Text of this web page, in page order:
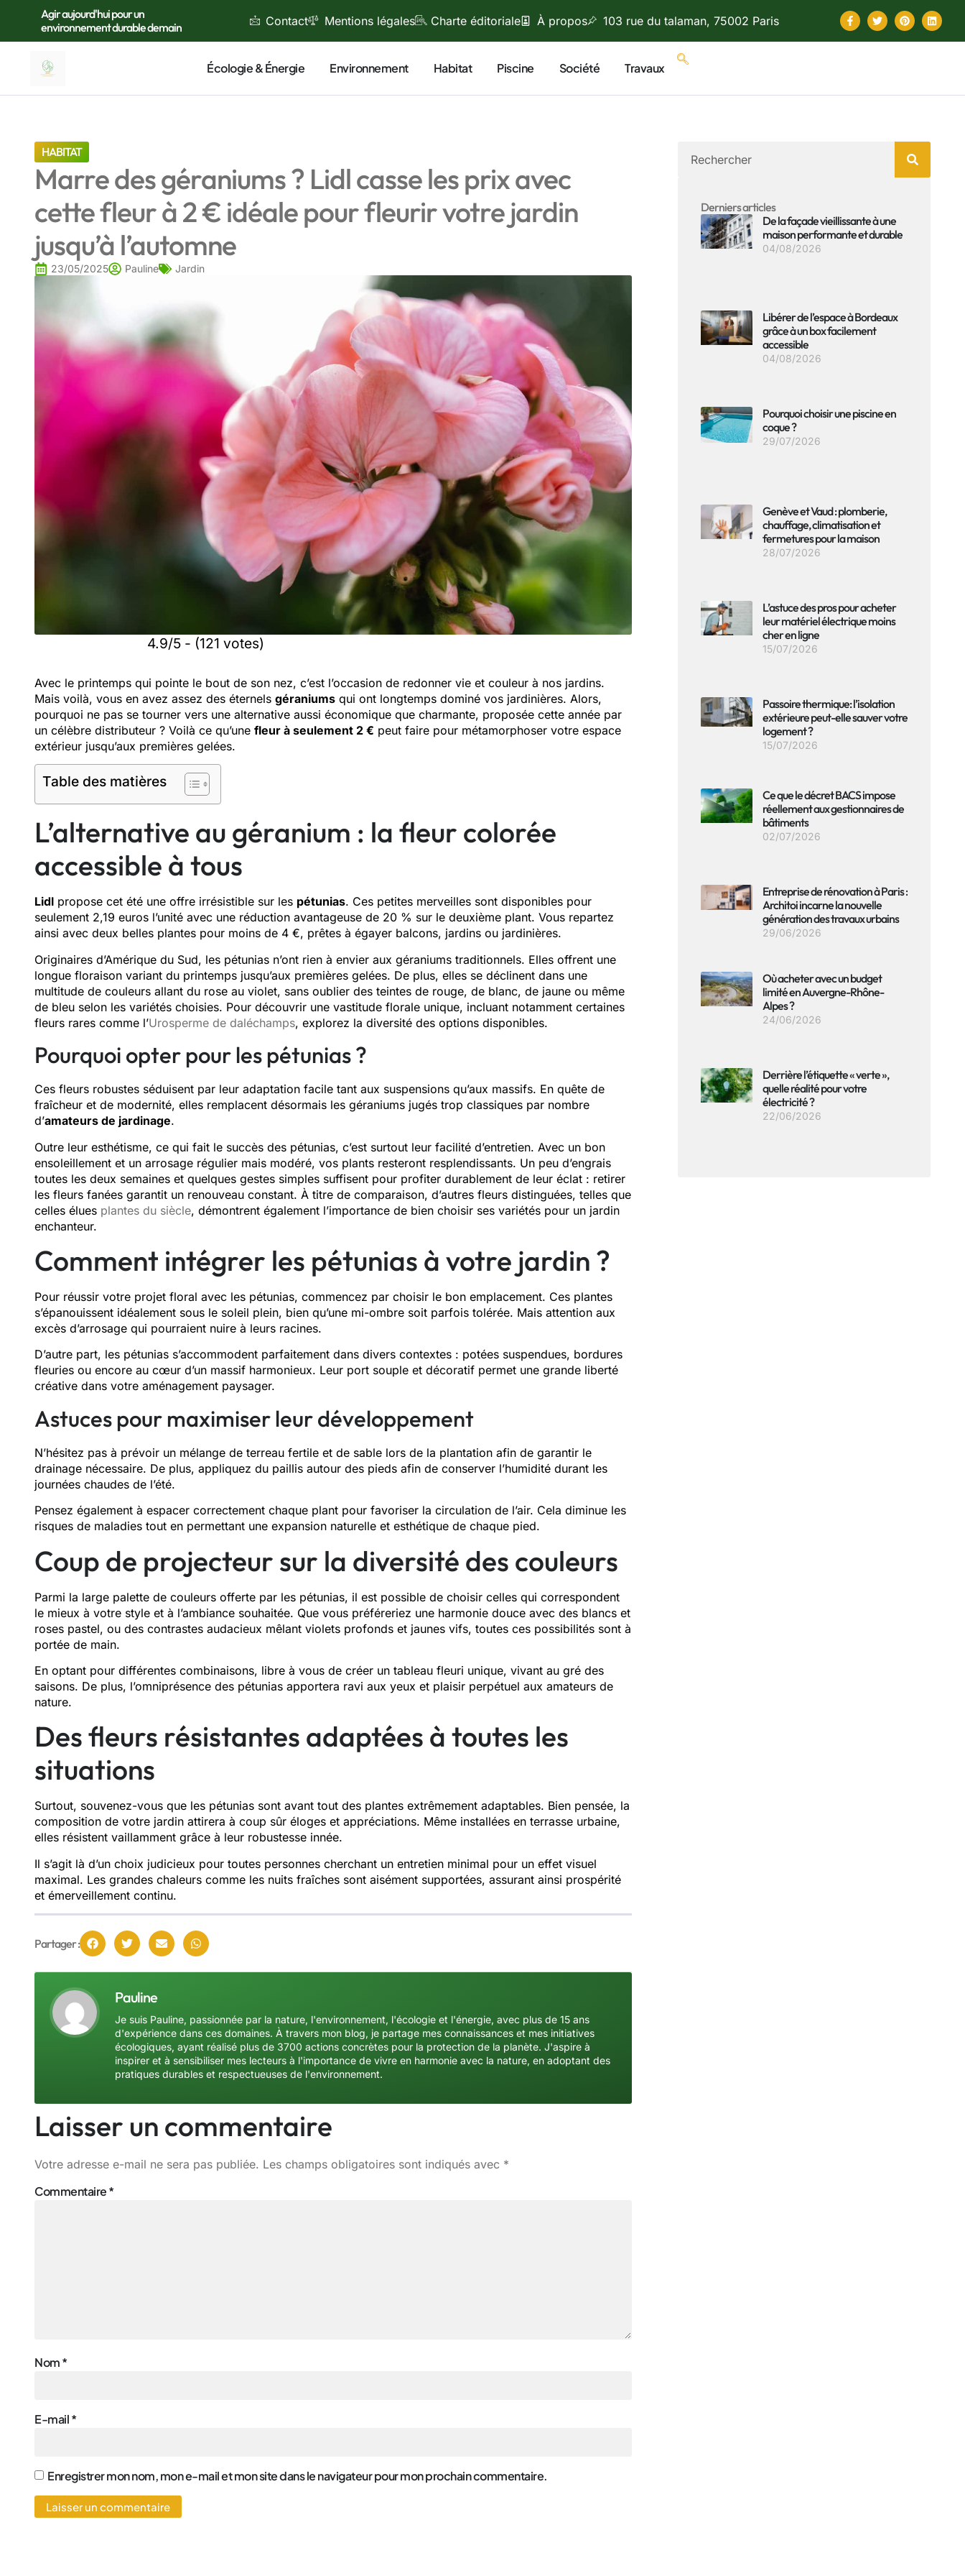
Agir aujourd'hui pour un
environnement durable demain
Contact Mentions légales Charte éditoriale À propos 103 rue du talaman, 75002 Paris
Écologie & Énergie Environnement Habitat Piscine Société Travaux
HABITAT
Marre des géraniums ? Lidl casse les prix avec
cette fleur à 2 € idéale pour fleurir votre jardin
jusqu’à l’automne
23/05/2025 Pauline Jardin
4.9/5 - (121 votes)
Avec le printemps qui pointe le bout de son nez, c’est l’occasion de redonner vie et couleur à nos jardins.
Mais voilà, vous en avez assez des éternels géraniums qui ont longtemps dominé vos jardinières. Alors,
pourquoi ne pas se tourner vers une alternative aussi économique que charmante, proposée cette année par
un célèbre distributeur ? Voilà ce qu’une fleur à seulement 2 € peut faire pour métamorphoser votre espace
extérieur jusqu’aux premières gelées.
Table des matières
L’alternative au géranium : la fleur colorée
accessible à tous
Lidl propose cet été une offre irrésistible sur les pétunias. Ces petites merveilles sont disponibles pour
seulement 2,19 euros l’unité avec une réduction avantageuse de 20 % sur le deuxième plant. Vous repartez
ainsi avec deux belles plantes pour moins de 4 €, prêtes à égayer balcons, jardins ou jardinières.
Originaires d’Amérique du Sud, les pétunias n’ont rien à envier aux géraniums traditionnels. Elles offrent une
longue floraison variant du printemps jusqu’aux premières gelées. De plus, elles se déclinent dans une
multitude de couleurs allant du rose au violet, sans oublier des teintes de rouge, de blanc, de jaune ou même
de bleu selon les variétés choisies. Pour découvrir une vastitude florale unique, incluant notamment certaines
fleurs rares comme l’Urosperme de daléchamps, explorez la diversité des options disponibles.
Pourquoi opter pour les pétunias ?
Ces fleurs robustes séduisent par leur adaptation facile tant aux suspensions qu’aux massifs. En quête de
fraîcheur et de modernité, elles remplacent désormais les géraniums jugés trop classiques par nombre
d’amateurs de jardinage.
Outre leur esthétisme, ce qui fait le succès des pétunias, c’est surtout leur facilité d’entretien. Avec un bon
ensoleillement et un arrosage régulier mais modéré, vos plants resteront resplendissants. Un peu d’engrais
toutes les deux semaines et quelques gestes simples suffisent pour profiter durablement de leur éclat : retirer
les fleurs fanées garantit un renouveau constant. À titre de comparaison, d’autres fleurs distinguées, telles que
celles élues plantes du siècle, démontrent également l’importance de bien choisir ses variétés pour un jardin
enchanteur.
Comment intégrer les pétunias à votre jardin ?
Pour réussir votre projet floral avec les pétunias, commencez par choisir le bon emplacement. Ces plantes
s’épanouissent idéalement sous le soleil plein, bien qu’une mi-ombre soit parfois tolérée. Mais attention aux
excès d’arrosage qui pourraient nuire à leurs racines.
D’autre part, les pétunias s’accommodent parfaitement dans divers contextes : potées suspendues, bordures
fleuries ou encore au cœur d’un massif harmonieux. Leur port souple et décoratif permet une grande liberté
créative dans votre aménagement paysager.
Astuces pour maximiser leur développement
N’hésitez pas à prévoir un mélange de terreau fertile et de sable lors de la plantation afin de garantir le
drainage nécessaire. De plus, appliquez du paillis autour des pieds afin de conserver l’humidité durant les
journées chaudes de l’été.
Pensez également à espacer correctement chaque plant pour favoriser la circulation de l’air. Cela diminue les
risques de maladies tout en permettant une expansion naturelle et esthétique de chaque pied.
Coup de projecteur sur la diversité des couleurs
Parmi la large palette de couleurs offerte par les pétunias, il est possible de choisir celles qui correspondent
le mieux à votre style et à l’ambiance souhaitée. Que vous préféreriez une harmonie douce avec des blancs et
roses pastel, ou des contrastes audacieux mêlant violets profonds et jaunes vifs, toutes ces possibilités sont à
portée de main.
En optant pour différentes combinaisons, libre à vous de créer un tableau fleuri unique, vivant au gré des
saisons. De plus, l’omniprésence des pétunias apportera ravi aux yeux et plaisir perpétuel aux amateurs de
nature.
Des fleurs résistantes adaptées à toutes les
situations
Surtout, souvenez-vous que les pétunias sont avant tout des plantes extrêmement adaptables. Bien pensée, la
composition de votre jardin attirera à coup sûr éloges et appréciations. Même installées en terrasse urbaine,
elles résistent vaillamment grâce à leur robustesse innée.
Il s’agit là d’un choix judicieux pour toutes personnes cherchant un entretien minimal pour un effet visuel
maximal. Les grandes chaleurs comme les nuits fraîches sont aisément supportées, assurant ainsi prospérité
et émerveillement continu.
Partager :
Pauline
Je suis Pauline, passionnée par la nature, l'environnement, l'écologie et l'énergie, avec plus de 15 ans
d'expérience dans ces domaines. À travers mon blog, je partage mes connaissances et mes initiatives
écologiques, ayant réalisé plus de 3700 actions concrètes pour la protection de la planète. J'aspire à
inspirer et à sensibiliser mes lecteurs à l'importance de vivre en harmonie avec la nature, en adoptant des
pratiques durables et respectueuses de l'environnement.
Laisser un commentaire
Votre adresse e-mail ne sera pas publiée. Les champs obligatoires sont indiqués avec *
Commentaire*
Nom*
E-mail*
Enregistrer mon nom, mon e-mail et mon site dans le navigateur pour mon prochain commentaire.
Derniers articles
De la façade vieillissante à une
maison performante et durable
04/08/2026
Libérer de l’espace à Bordeaux
grâce à un box facilement
accessible
04/08/2026
Pourquoi choisir une piscine en
coque ?
29/07/2026
Genève et Vaud : plomberie,
chauffage, climatisation et
fermetures pour la maison
28/07/2026
L’astuce des pros pour acheter
leur matériel électrique moins
cher en ligne
15/07/2026
Passoire thermique: l’isolation
extérieure peut-elle sauver votre
logement ?
15/07/2026
Ce que le décret BACS impose
réellement aux gestionnaires de
bâtiments
02/07/2026
Entreprise de rénovation à Paris :
Architoi incarne la nouvelle
génération des travaux urbains
29/06/2026
Où acheter avec un budget
limité en Auvergne-Rhône-
Alpes ?
24/06/2026
Derrière l’étiquette « verte »,
quelle réalité pour votre
électricité ?
22/06/2026